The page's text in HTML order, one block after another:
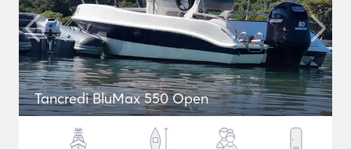
Tancredi BluMax 550 Open